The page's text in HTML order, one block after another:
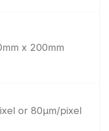
x 200mm
or 80μm/pixel